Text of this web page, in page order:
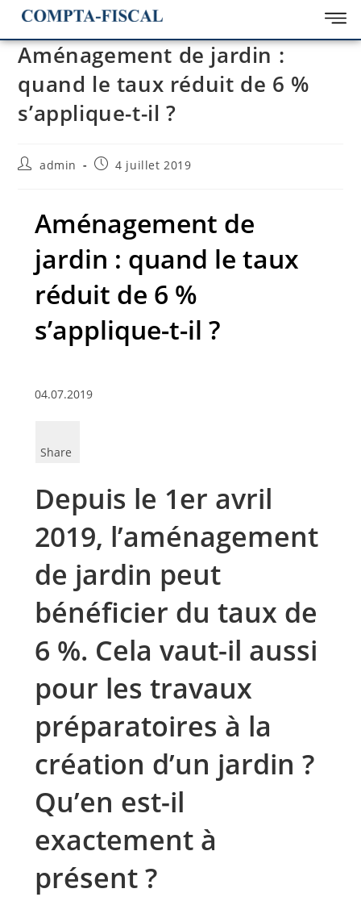
Aménagement de jardin :
quand le taux réduit de 6 %
s’applique-t-il ?
admin 4 juillet 2019
Aménagement de
jardin : quand le taux
réduit de 6 %
s’applique-t-il ?
04.07.2019
Share
Depuis le 1er avril
2019, l’aménagement
de jardin peut
bénéficier du taux de
6 %. Cela vaut-il aussi
pour les travaux
préparatoires à la
création d’un jardin ?
Qu’en est-il
exactement à
présent ?